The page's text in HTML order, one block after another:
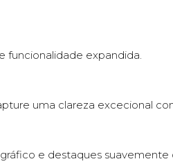
funcionalidade expandida.
uma clareza excecional
e destaques suavemente